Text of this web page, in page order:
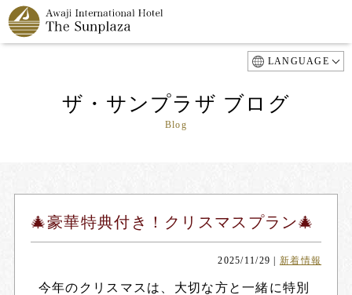
LANGUAGE
ザ・サンプラザ ブログ
Blog
🎄豪華特典付き！クリスマスプラン🎄
2025/11/29 新着情報
今年のクリスマスは、大切な方と一緒に特別